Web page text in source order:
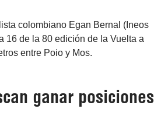
colombiano Egan Bernal (Ineos
16 de la 80 edición de la Vuelta a
entre Poio y Mos.
ganar posiciones